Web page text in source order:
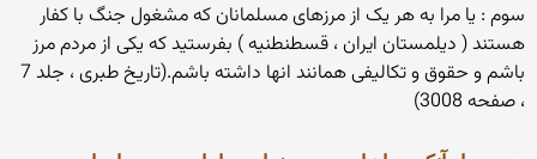
سوم : یا مرا به هر یک از مرزهای مسلمانان که مشغول جنگ با کفار
هستند ( دیلمستان ایران ، قسطنطنیه ) بفرستید که یکی از مردم مرز
باشم و حقوق و تکالیفی همانند انها داشته باشم.(تاریخ طبری ، جلد 7
، صفحه 3008)